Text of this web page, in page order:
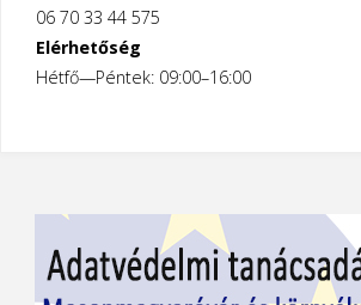
06 70 33 44 575
Elérhetőség
Hétfő—Péntek: 09:00–16:00